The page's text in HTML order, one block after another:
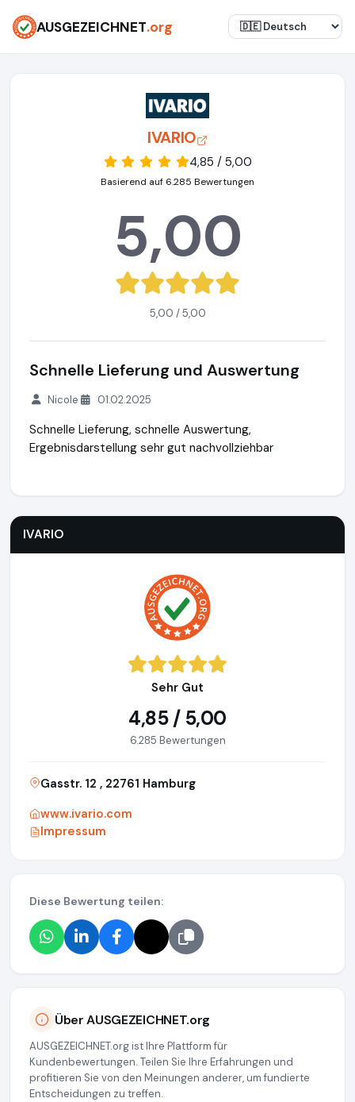
AUSGEZEICHNET.org
IVARIO
4,85 / 5,00
Basierend auf 6.285 Bewertungen
5,00
5,00 / 5,00
Schnelle Lieferung und Auswertung
Nicole 01.02.2025
Schnelle Lieferung, schnelle Auswertung,
Ergebnisdarstellung sehr gut nachvollziehbar
IVARIO
Sehr Gut
4,85 / 5,00
6.285 Bewertungen
Gasstr. 12 , 22761 Hamburg
www.ivario.com
Impressum
Diese Bewertung teilen:
Über AUSGEZEICHNET.org
AUSGEZEICHNET.org ist Ihre Plattform für
Kundenbewertungen. Teilen Sie Ihre Erfahrungen und
profitieren Sie von den Meinungen anderer, um fundierte
Entscheidungen zu treffen.